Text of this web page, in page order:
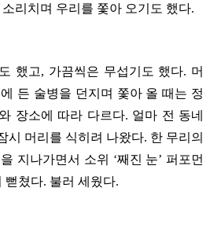
리치며 우리를 쫓아 오기도 했다.
했고, 가끔씩은 무섭기도 했다. 머
든 술병을 던지며 쫓아 올 때는 정
장소에 따라 다르다. 얼마 전 동네
시 머리를 식히려 나왔다. 한 무리의
지나가면서 소위 ‘째진 눈’ 퍼포먼
뻗쳤다. 불러 세웠다.